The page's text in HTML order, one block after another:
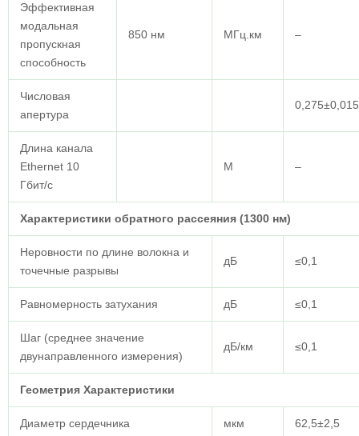
Эффективная
модальная
пропускная
способность
850 нм МГц.км –
Числовая
апертура
0,275±0,015
Длина канала
Ethernet 10
Гбит/с
M –
Характеристики обратного рассеяния (1300 нм)
Неровности по длине волокна и
точечные разрывы
дБ ≤0,1
Равномерность затухания дБ ≤0,1
Шаг (среднее значение
двунаправленного измерения)
дБ/км ≤0,1
Геометрия Характеристики
Диаметр сердечника мкм 62,5±2,5